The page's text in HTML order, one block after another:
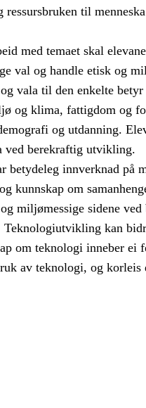
ressursbruken til
med temaet skal
val og handle etisk og
vala til den enkelte
og klima, fattigdom og
og utdanning.
ved berekraftig utvikling.
betydeleg innverknad på
kunnskap om
miljømessige sidene
Teknologiutvikling kan
om teknologi inneber ei
av teknologi, og korleis